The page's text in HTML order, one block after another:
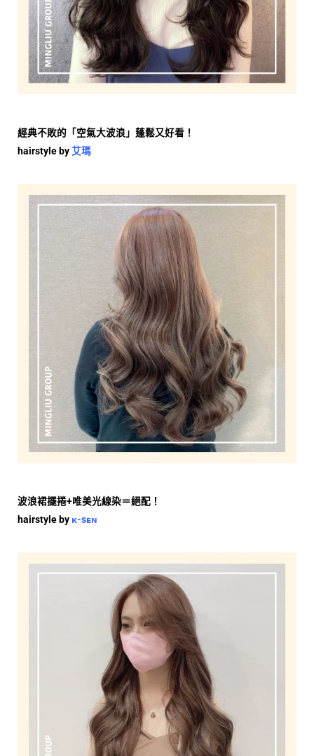
經典不敗的「空氣大波浪」蓬鬆又好看！
hairstyle by艾瑪
波浪裙擺捲+唯美光線染＝絕配！
hairstyle by ᴋ-sᴇɴ